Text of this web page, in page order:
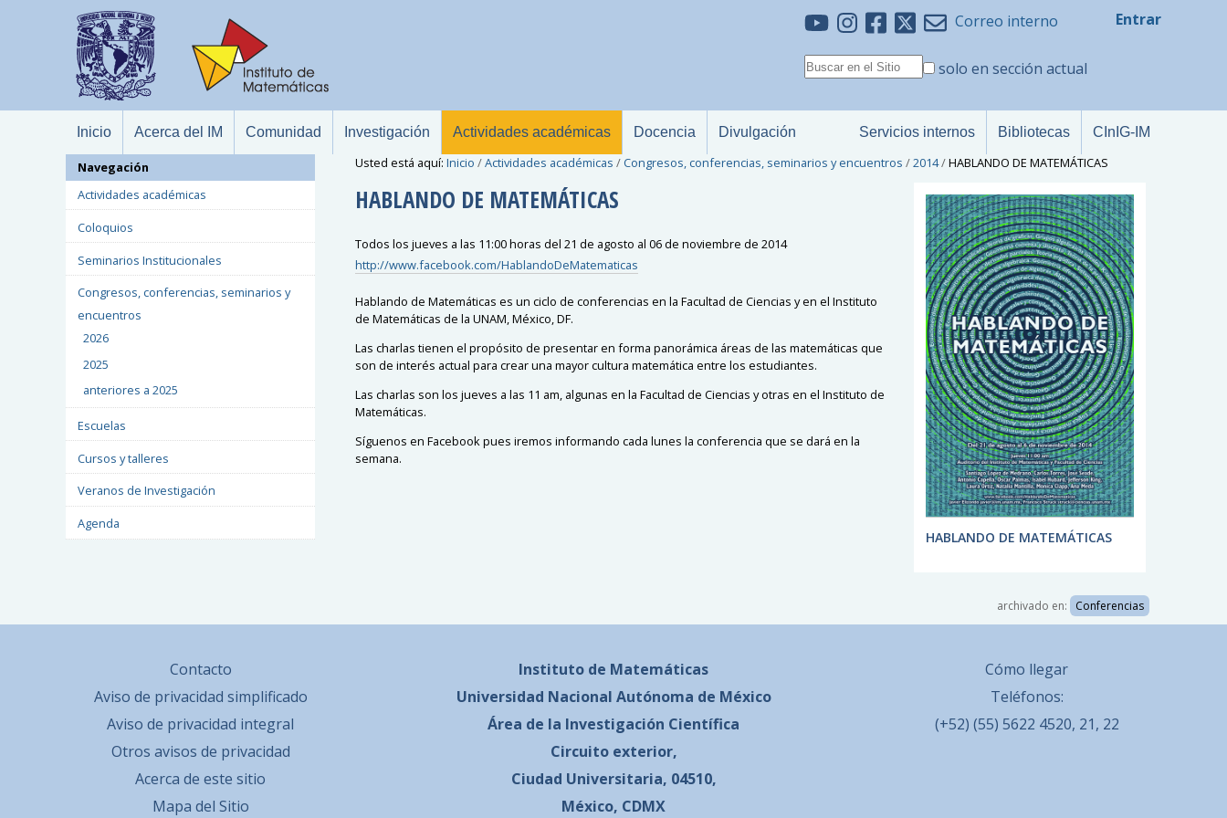
Correo interno
solo en sección actual
Entrar
Inicio Acerca del IM Comunidad Investigación Actividades académicas Docencia Divulgación Servicios internos Bibliotecas CInIG-IM
Usted está aquí: Inicio /Actividades académicas / Congresos, conferencias, seminarios y encuentros /2014/HABLANDO DE MATEMÁTICAS
HABLANDO DE MATEMÁTICAS
Todos los jueves a las 11:00 horas del 21 de agosto al 06 de noviembre de 2014
http://www.facebook.com/HablandoDeMatematicas
Hablando de Matemáticas es un ciclo de conferencias en la Facultad de Ciencias y en el Instituto
de Matemáticas de la UNAM, México, DF.
Las charlas tienen el propósito de presentar en forma panorámica áreas de las matemáticas que
son de interés actual para crear una mayor cultura matemática entre los estudiantes.
Las charlas son los jueves a las 11 am, algunas en la Facultad de Ciencias y otras en el Instituto de
Matemáticas.
Síguenos en Facebook pues iremos informando cada lunes la conferencia que se dará en la
semana.
HABLANDO DE MATEMÁTICAS
archivado en: Conferencias
Navegación
Actividades académicas
Coloquios
Seminarios Institucionales
Congresos, conferencias, seminarios y
encuentros
2026
2025
anteriores a 2025
Escuelas
Cursos y talleres
Veranos de Investigación
Agenda
Contacto
Aviso de privacidad simplificado
Aviso de privacidad integral
Otros avisos de privacidad
Acerca de este sitio
Mapa del Sitio
Instituto de Matemáticas
Universidad Nacional Autónoma de México
Área de la Investigación Científica
Circuito exterior,
Ciudad Universitaria, 04510,
México, CDMX
Cómo llegar
Teléfonos:
(+52) (55) 5622 4520, 21, 22